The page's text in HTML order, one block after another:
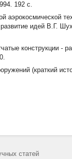
192 с.
идей В.Г.
конструкции -
(краткий
университета. 2016.
Theory, Methods
техника,
статей